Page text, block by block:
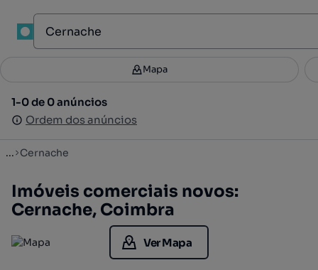
Filtros 3
1-0 de 0 anúncios
Ordem dos anúncios
Mapa
1-0 de 0 anúncios
Ordem dos anúncios
... Cernache
Imóveis comerciais novos:
Cernache, Coimbra
Ver Mapa